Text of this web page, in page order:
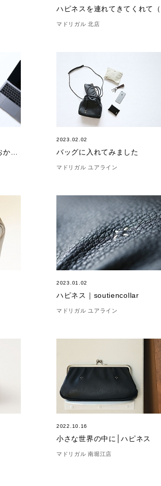
マドリガル 北店
2023.02.02
バッグに入れてみました
マドリガル ユアライン
2023.01.02
ハピネス｜soutiencollar
マドリガル ユアライン
2022.10.16
小さな世界の中に│ハピネス
マドリガル 南堀江店